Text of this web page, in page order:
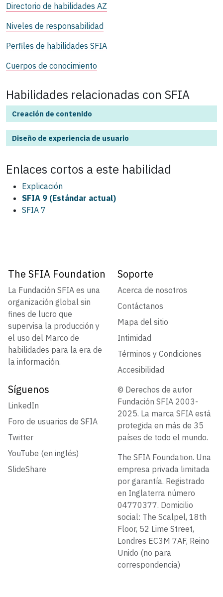
Directorio de habilidades AZ
Niveles de responsabilidad
Perfiles de habilidades SFIA
Cuerpos de conocimiento
Habilidades relacionadas con SFIA
Creación de contenido
Diseño de experiencia de usuario
Enlaces cortos a este habilidad
Explicación
SFIA 9 (Estándar actual)
SFIA 7
The SFIA Foundation
La Fundación SFIA es una
organización global sin
fines de lucro que
supervisa la producción y
el uso del Marco de
habilidades para la era de
la información.
Soporte
Acerca de nosotros
Contáctanos
Mapa del sitio
Intimidad
Términos y Condiciones
Accesibilidad
Síguenos
LinkedIn
Foro de usuarios de SFIA
Twitter
YouTube (en inglés)
SlideShare
© Derechos de autor
Fundación SFIA 2003-
2025. La marca SFIA está
protegida en más de 35
países de todo el mundo.
The SFIA Foundation. Una
empresa privada limitada
por garantía. Registrado
en Inglaterra número
04770377. Domicilio
social: The Scalpel, 18th
Floor, 52 Lime Street,
Londres EC3M 7AF, Reino
Unido (no para
correspondencia)